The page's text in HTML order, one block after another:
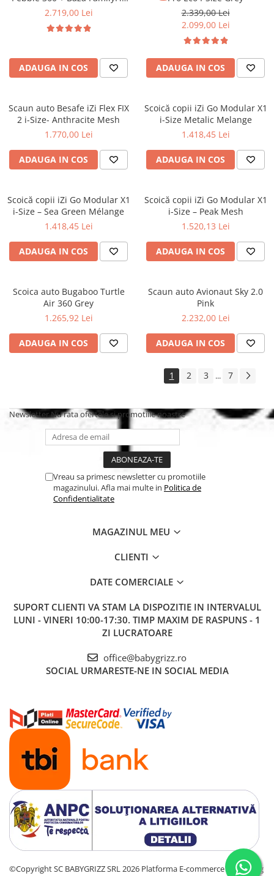
360 Maxi Cosi
2.719,00 Lei
ADAUGA IN COS
2.339,00 Lei
2.099,00 Lei
ADAUGA IN COS
Scaun auto Besafe iZi Flex FIX
2 i-Size- Anthracite Mesh
1.770,00 Lei
ADAUGA IN COS
Scoică copii iZi Go Modular X1
i-Size Metalic Melange
1.418,45 Lei
ADAUGA IN COS
Scoică copii iZi Go Modular X1
i-Size – Sea Green Mélange
1.418,45 Lei
ADAUGA IN COS
Scoică copii iZi Go Modular X1
i-Size – Peak Mesh
1.520,13 Lei
ADAUGA IN COS
Scoica auto Bugaboo Turtle
Air 360 Grey
1.265,92 Lei
ADAUGA IN COS
Scaun auto Avionaut Sky 2.0
Pink
2.232,00 Lei
ADAUGA IN COS
1 2 3 ... 7
NewsletterNu rata ofertele si promotiile noastre
Vreau sa primesc newsletter cu promotiile
magazinului. Afla mai multe in Politica de
Confidentialitate
MAGAZINUL MEU
CLIENTI
DATE COMERCIALE
SUPORT CLIENTI VA STAM LA DISPOZITIE IN INTERVALUL
LUNI - VINERI 10:00-17:30. TIMP MAXIM DE RASPUNS - 1
ZI LUCRATOARE
office@babygrizz.ro
SOCIAL URMARESTE-NE IN SOCIAL MEDIA
©Copyright SC BABYGRIZZ SRL 2026 Platforma E-commerce by Gomag